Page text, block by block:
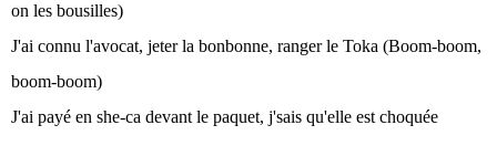
on les bousilles)
J'ai connu l'avocat, jeter la bonbonne, ranger le Toka (Boom-boom,
boom-boom)
J'ai payé en she-ca devant le paquet, j'sais qu'elle est choquée